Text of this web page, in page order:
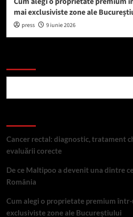
mai exclusiviste zone ale
press 9 iunie 2026
Cancer rectal: diagnostic, tratament
evaluării corecte
De ce Maltipoo a devenit una dintre
România
Cum alegi o proprietate premium
exclusiviste zone ale Bucureștiului